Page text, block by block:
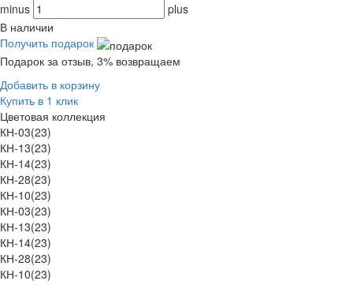
minus
plus
В наличии
Получить подарок
Подарок за отзыв, 3% возвращаем
Добавить в корзину
Купить в 1 клик
Цветовая коллекция
КН-03(23)
КН-13(23)
КН-14(23)
КН-28(23)
КН-10(23)
КН-03(23)
КН-13(23)
КН-14(23)
КН-28(23)
КН-10(23)